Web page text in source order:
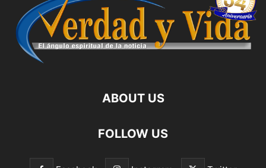
ABOUT US
FOLLOW US